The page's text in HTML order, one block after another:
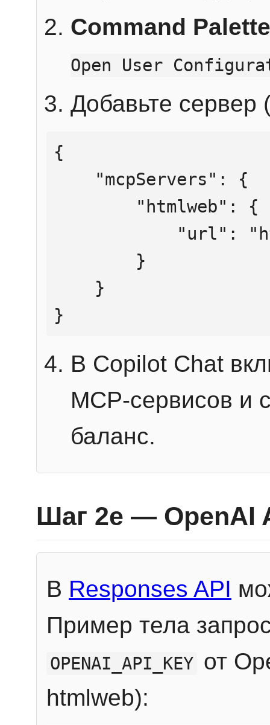
Command Palette
Open User
Добавьте сервер
{
}
В Copilot Chat
MCP-сервисов и
баланс.
Шаг 2e — OpenAI
В Responses API
Пример тела
OPENAI_API_KEY от
htmlweb):